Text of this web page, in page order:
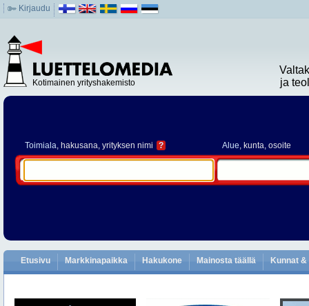
Kirjaudu
Kotimainen yrityshakemisto
ja
Toimiala, hakusana, yrityksen nimi ? Alue, kunta, osoite
Etusivu Markkinapaikka Hakukone Mainosta täällä Kunnat